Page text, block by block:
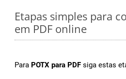
Etapas simples para
em PDF online
Para POTX para PDF siga estas